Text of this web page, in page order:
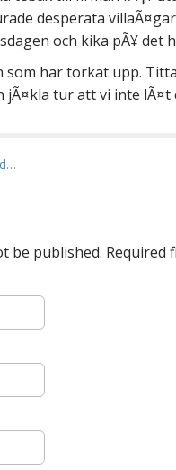
desperata
och kika pÃ¥ det
som har torkat upp.
jÃ¤kla tur att vi inte lÃ¤t
be published. Required